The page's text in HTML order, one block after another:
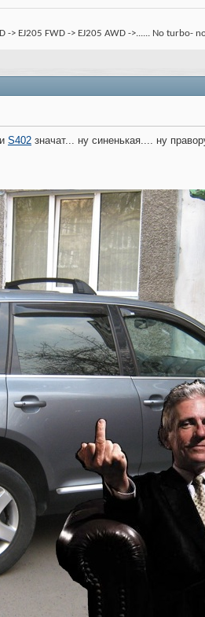
> EJ205 FWD -> EJ205 AWD ->...... No turbo-
S402 значат... ну синенькая.... ну